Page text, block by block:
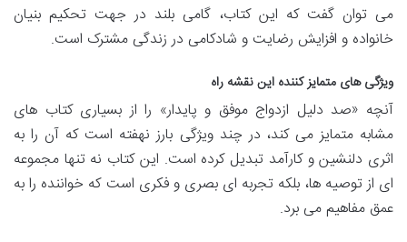
می توان گفت که این کتاب، گامی بلند در جهت تحکیم بنیان
خانواده و افزایش رضایت و شادکامی در زندگی مشترک است.
ویژگی های متمایز کننده این نقشه راه
آنچه «صد دلیل ازدواج موفق و پایدار» را از بسیاری کتاب های
مشابه متمایز می کند، در چند ویژگی بارز نهفته است که آن را به
اثری دلنشین و کارآمد تبدیل کرده است. این کتاب نه تنها مجموعه
ای از توصیه ها، بلکه تجربه ای بصری و فکری است که خواننده را به
عمق مفاهیم می برد.